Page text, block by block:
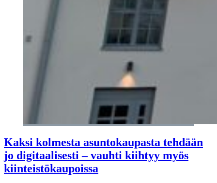
Kaksi kolmesta asuntokaupasta tehdään
jo digitaalisesti – vauhti kiihtyy myös
kiinteistökaupoissa